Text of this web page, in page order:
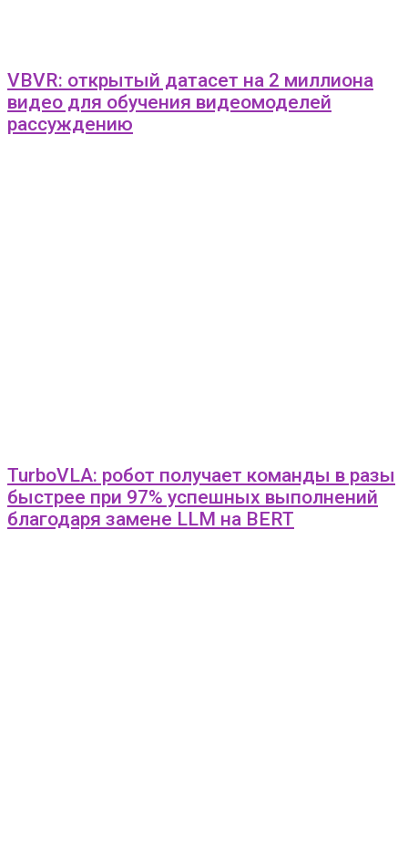
VBVR: открытый датасет на 2 миллиона
видео для обучения видеомоделей
рассуждению
TurboVLA: робот получает команды в разы
быстрее при 97% успешных выполнений
благодаря замене LLM на BERT